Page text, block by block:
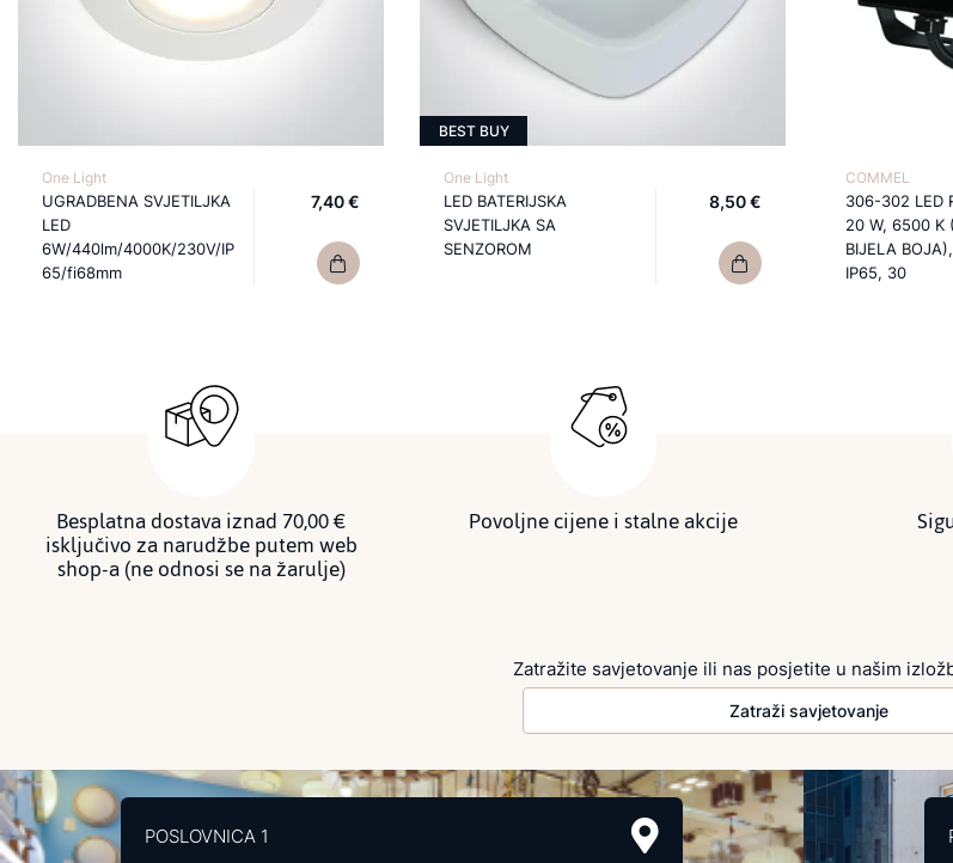
One Light
UGRADBENA SVJETILJKA
LED
6W/440lm/4000K/230V/IP
65/fi68mm
7,40 €
BEST BUY
One Light
LED BATERIJSKA
SVJETILJKA SA
SENZOROM
8,50 €
COMMEL
306-302 LED
20 W, 6500 K
BIJELA
IP65, 30
Besplatna dostava iznad 70,00 €
isključivo za narudžbe putem web
shop-a (ne odnosi se na žarulje)
Povoljne cijene i stalne akcije
Zatražite savjetovanje ili nas posjetite u našim
Zatraži savjetovanje
POSLOVNICA 1